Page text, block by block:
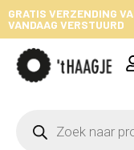
GRATIS VERZENDING
VANDAAG VERSTUURD